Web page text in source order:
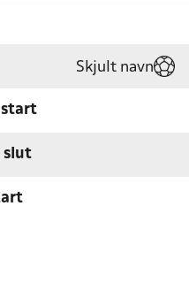
Skjult navn
start
slut